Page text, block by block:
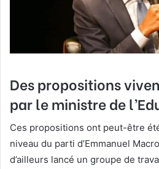
Des propositions
par le ministre de
Ces propositions ont peut-être
niveau du parti d’Emmanuel
d’ailleurs lancé un groupe de